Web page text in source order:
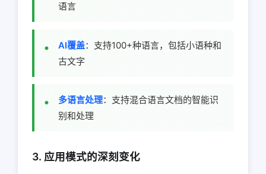
语言
AI覆盖：支持100+种语言，包括小语种和
古文字
多语言处理：支持混合语言文档的智能识
别和处理
3. 应用模式的深刻变化